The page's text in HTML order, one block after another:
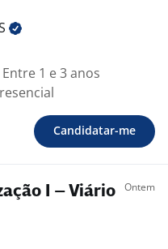
Entre 1 e 3 anos
Candidatar-me
I – Viário Ontem